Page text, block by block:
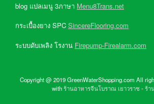
blog แปลเมนู 3ภาษา Menu8Trans.net
กระเบื้องยาง SPC SincereFlooring.com
ระบบดับเพลิง โรงาน Firepump-Firealarm.com
Copyright @ 2019 GreenWaterShopping.com All
withร้านอาหารจีนโบราณ เยาวราช-ร้า